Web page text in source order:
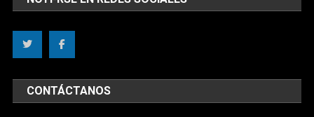
CONTÁCTANOS